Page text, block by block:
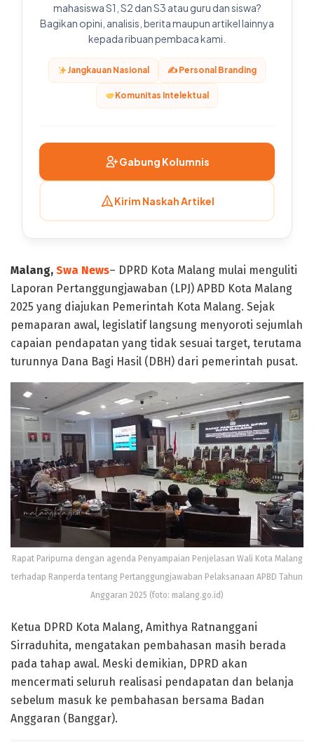
mahasiswa S1, S2 dan S3 atau guru dan siswa?
Bagikan opini, analisis, berita maupun artikel lainnya
kepada ribuan pembaca kami.
Jangkauan Nasional ✍️ Personal Branding
Komunitas Intelektual
Gabung Kolumnis
Kirim Naskah Artikel
Malang, Swa News– DPRD Kota Malang mulai menguliti
Laporan Pertanggungjawaban (LPJ) APBD Kota Malang
2025 yang diajukan Pemerintah Kota Malang. Sejak
pemaparan awal, legislatif langsung menyoroti sejumlah
capaian pendapatan yang tidak sesuai target, terutama
turunnya Dana Bagi Hasil (DBH) dari pemerintah pusat.
Rapat Paripurna dengan agenda Penyampaian Penjelasan Wali Kota Malang
terhadap Ranperda tentang Pertanggungjawaban Pelaksanaan APBD Tahun
Anggaran 2025 (foto: malang.go.id)
Ketua DPRD Kota Malang, Amithya Ratnanggani
Sirraduhita, mengatakan pembahasan masih berada
pada tahap awal. Meski demikian, DPRD akan
mencermati seluruh realisasi pendapatan dan belanja
sebelum masuk ke pembahasan bersama Badan
Anggaran (Banggar).